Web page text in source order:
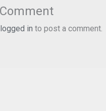
logged in to post a comment.